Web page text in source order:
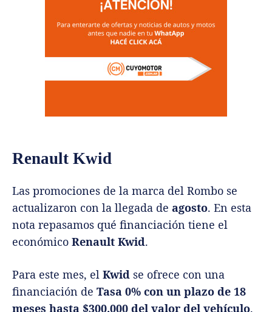
Renault Kwid
Las promociones de la marca del Rombo se
actualizaron con la llegada de agosto. En esta
nota repasamos qué financiación tiene el
económico Renault Kwid.
Para este mes, el Kwid se ofrece con una
financiación de Tasa 0% con un plazo de 18
meses hasta $300.000 del valor del vehículo.